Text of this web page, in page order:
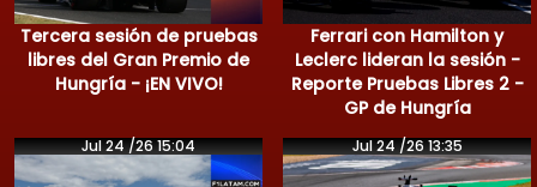
Tercera sesión de pruebas
libres del Gran Premio de
Hungría - ¡EN VIVO!
Ferrari con Hamilton y
Leclerc lideran la sesión -
Reporte Pruebas Libres 2 -
GP de Hungría
Jul 24 /26 15:04 Jul 24 /26 13:35